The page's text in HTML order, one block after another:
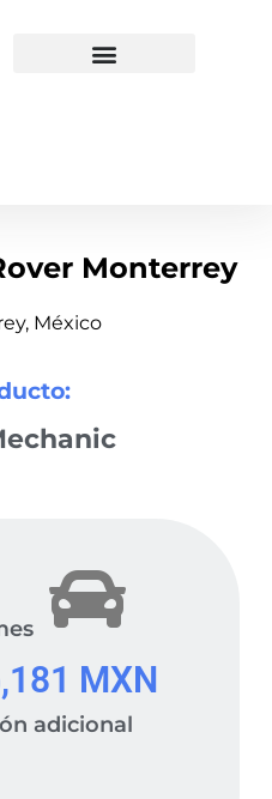
Monterrey
México
adicional
MXN